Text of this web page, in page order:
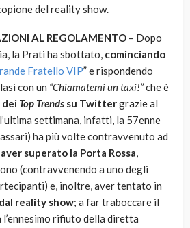
del reality show.
AL REGOLAMENTO – Dopo
la Prati ha sbottato, cominciando
Fratello VIP” e rispondendo
con un “Chiamatemi un taxi!”che è
dei Top Trends su Twittergrazie al
settimana, infatti, la 57enne
ha più volte contravvenuto ad
aver superato la Porta Rossa,
(contravvenendo a uno degli
e, inoltre, aver tentato in
reality show; a far traboccare il
rifiuto della diretta